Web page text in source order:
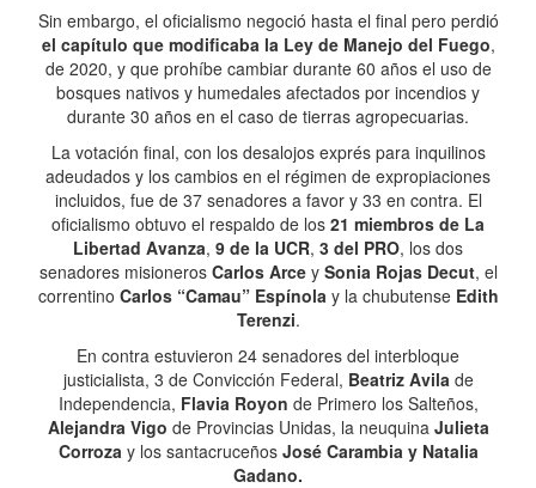
Sin embargo, el oficialismo negoció hasta el final pero perdió
el capítulo que modificaba la Ley de Manejo del Fuego,
de 2020, y que prohíbe cambiar durante 60 años el uso de
bosques nativos y humedales afectados por incendios y
durante 30 años en el caso de tierras agropecuarias.
La votación final, con los desalojos exprés para inquilinos
adeudados y los cambios en el régimen de expropiaciones
incluidos, fue de 37 senadores a favor y 33 en contra. El
oficialismo obtuvo el respaldo de los 21 miembros de La
Libertad Avanza, 9 de la UCR, 3 del PRO, los dos
senadores misioneros Carlos Arcey Sonia Rojas Decut, el
correntino Carlos “Camau” Espínolay la chubutense Edith
Terenzi.
En contra estuvieron 24 senadores del interbloque
justicialista, 3 de Convicción Federal, Beatriz Avila de
Independencia, Flavia Royon de Primero los Salteños,
Alejandra Vigo de Provincias Unidas, la neuquina Julieta
Corrozay los santacruceños José Carambia y Natalia
Gadano.